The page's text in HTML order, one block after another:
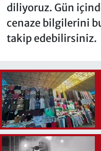
diliyoruz. Gün
cenaze bilgilerini
takip edebilirsiniz.